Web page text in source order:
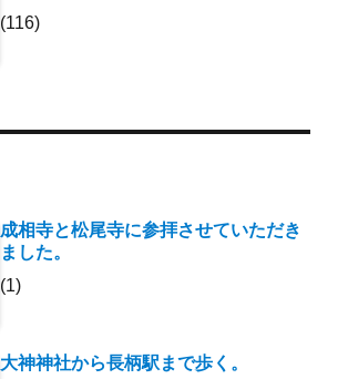
(116)
成相寺と松尾寺に参拝させていただき
ました。
(1)
大神神社から長柄駅まで歩く。